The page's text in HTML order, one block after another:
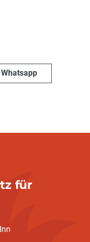
Whatsapp
für